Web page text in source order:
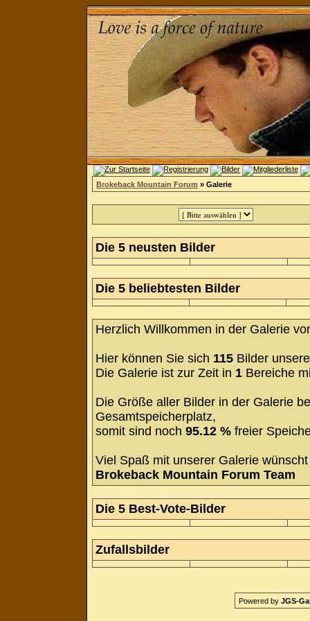
Brokeback Mountain Forum » Galerie
Die 5 neusten Bilder
Die 5 beliebtesten Bilder
Herzlich Willkommen in der Galerie
Hier können Sie sich 115 Bilder
Die Galerie ist zur Zeit in 1 Bereiche
Die Größe aller Bilder in der Galerie
Gesamtspeicherplatz,
somit sind noch 95.12 % freier
Viel Spaß mit unserer Galerie
Brokeback Mountain Forum Team
Die 5 Best-Vote-Bilder
Zufallsbilder
Powered by JGS-